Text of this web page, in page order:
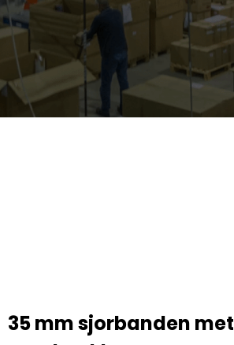
35 mm sjorbanden met